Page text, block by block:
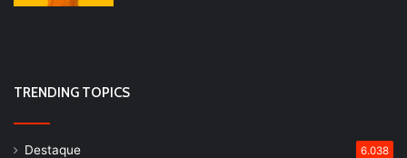
TRENDING TOPICS
Destaque 6.038